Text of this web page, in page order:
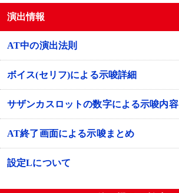
演出情報
AT中の演出法則
ボイス(セリフ)による示唆詳細
サザンカスロットの数字による示唆内容
AT終了画面による示唆まとめ
設定Lについて